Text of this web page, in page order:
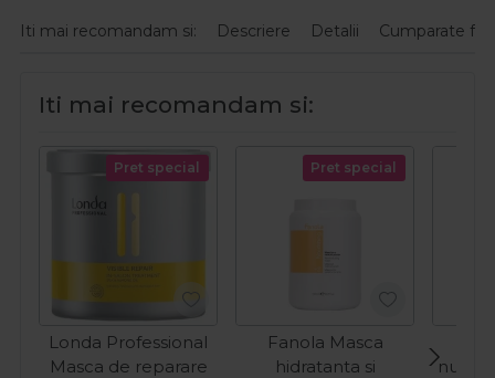
Iti mai recomandam si: Descriere Detalii Cumparate
Iti mai recomandam si:
Pret special
Londa Professional
Masca de reparare
Pret special
Fanola Masca
hidratanta si